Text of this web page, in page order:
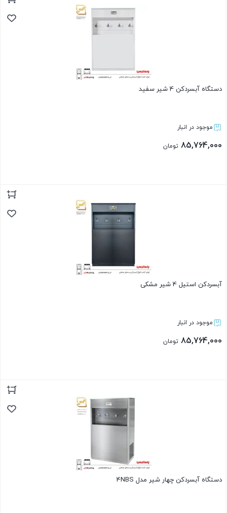
دستگاه آبسردکن 4 شیر سفید
موجود در انبار
85,764,000 تومان
آبسردکن استیل 4 شیر مشکی
موجود در انبار
85,764,000 تومان
دستگاه آبسردکن چهار شیر مدل 4NBS